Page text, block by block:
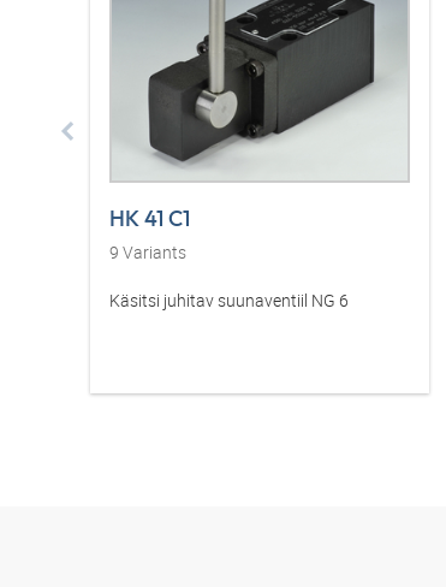
HK 41 C1
9 Variants
Käsitsi juhitav suunaventiil NG 6